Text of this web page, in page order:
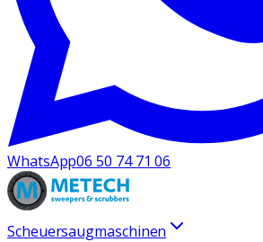
WhatsApp06 50 74 71 06
Scheuersaugmaschinen